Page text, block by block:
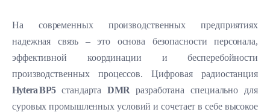
На современных производственных предприятиях
надежная связь – это основа безопасности персонала,
эффективной координации и бесперебойности
производственных процессов. Цифровая радиостанция
Hytera BP5стандартаDMRразработана специально для
суровых промышленных условий и сочетает в себе высокое